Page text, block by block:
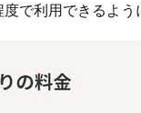
で利用できるよう